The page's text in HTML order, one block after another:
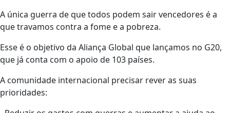
A única guerra de que todos podem sair vencedores é a
que travamos contra a fome e a pobreza.
Esse é o objetivo da Aliança Global que lançamos no G20,
que já conta com o apoio de 103 países.
A comunidade internacional precisar rever as suas
prioridades: